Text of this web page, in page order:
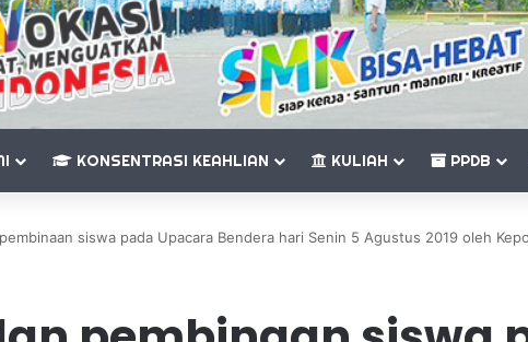
KONSENTRASI KEAHLIAN KULIAH PPDB
siswa pada Upacara Bendera hari Senin 5 Agustus 2019 oleh